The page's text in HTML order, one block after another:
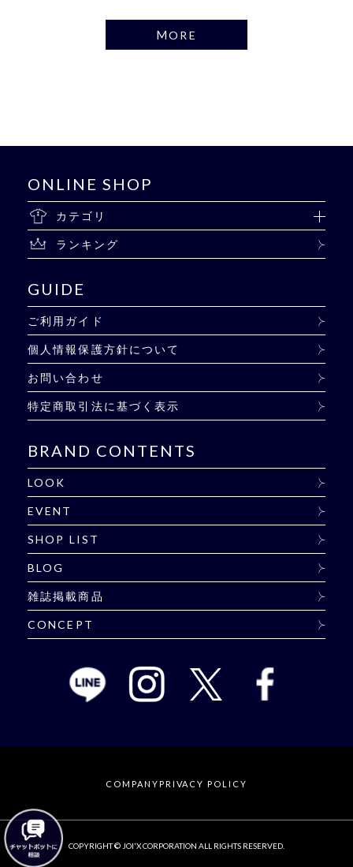
MORE
ONLINE SHOP
カテゴリ
ランキング
GUIDE
ご利用ガイド
個人情報保護方針について
お問い合わせ
特定商取引法に基づく表示
BRAND CONTENTS
LOOK
EVENT
SHOP LIST
BLOG
雑誌掲載商品
CONCEPT
COMPANYPRIVACY POLICY
COPYRIGHT © JOI'X CORPORATION ALL RIGHTS RESERVED.